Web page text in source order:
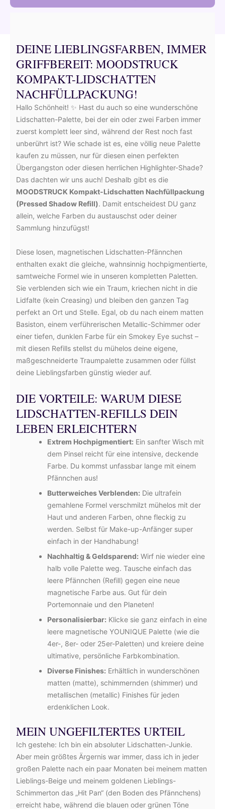
DEINE LIEBLINGSFARBEN, IMMER
GRIFFBEREIT: MOODSTRUCK
KOMPAKT-LIDSCHATTEN
NACHFÜLLPACKUNG!
Hallo Schönheit! ✨ Hast du auch so eine wunderschöne
Lidschatten-Palette, bei der ein oder zwei Farben immer
zuerst komplett leer sind, während der Rest noch fast
unberührt ist? Wie schade ist es, eine völlig neue Palette
kaufen zu müssen, nur für diesen einen perfekten
Übergangston oder diesen herrlichen Highlighter-Shade?
Das dachten wir uns auch! Deshalb gibt es die
MOODSTRUCK Kompakt-Lidschatten Nachfüllpackung
(Pressed Shadow Refill). Damit entscheidest DU ganz
allein, welche Farben du austauschst oder deiner
Sammlung hinzufügst!
Diese losen, magnetischen Lidschatten-Pfännchen
enthalten exakt die gleiche, wahnsinnig hochpigmentierte,
samtweiche Formel wie in unseren kompletten Paletten.
Sie verblenden sich wie ein Traum, kriechen nicht in die
Lidfalte (kein Creasing) und bleiben den ganzen Tag
perfekt an Ort und Stelle. Egal, ob du nach einem matten
Basiston, einem verführerischen Metallic-Schimmer oder
einer tiefen, dunklen Farbe für ein Smokey Eye suchst –
mit diesen Refills stellst du mühelos deine eigene,
maßgeschneiderte Traumpalette zusammen oder füllst
deine Lieblingsfarben günstig wieder auf.
DIE VORTEILE: WARUM DIESE
LIDSCHATTEN-REFILLS DEIN
LEBEN ERLEICHTERN
Extrem Hochpigmentiert: Ein sanfter Wisch mit
dem Pinsel reicht für eine intensive, deckende
Farbe. Du kommst unfassbar lange mit einem
Pfännchen aus!
Butterweiches Verblenden: Die ultrafein
gemahlene Formel verschmilzt mühelos mit der
Haut und anderen Farben, ohne fleckig zu
werden. Selbst für Make-up-Anfänger super
einfach in der Handhabung!
Nachhaltig & Geldsparend: Wirf nie wieder eine
halb volle Palette weg. Tausche einfach das
leere Pfännchen (Refill) gegen eine neue
magnetische Farbe aus. Gut für dein
Portemonnaie und den Planeten!
Personalisierbar: Klicke sie ganz einfach in eine
leere magnetische YOUNIQUE Palette (wie die
4er-, 8er- oder 25er-Paletten) und kreiere deine
ultimative, persönliche Farbkombination.
Diverse Finishes: Erhältlich in wunderschönen
matten (matte), schimmernden (shimmer) und
metallischen (metallic) Finishes für jeden
erdenklichen Look.
MEIN UNGEFILTERTES URTEIL
Ich gestehe: Ich bin ein absoluter Lidschatten-Junkie.
Aber mein größtes Ärgernis war immer, dass ich in jeder
großen Palette nach ein paar Monaten bei meinem matten
Lieblings-Beige und meinem goldenen Lieblings-
Schimmerton das „Hit Pan“ (den Boden des Pfännchens)
erreicht habe, während die blauen oder grünen Töne